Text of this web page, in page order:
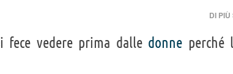
DI
fece vedere prima dalle donne perché